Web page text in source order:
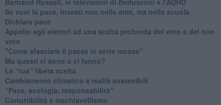
​Se vuoi la pace, investi non nelle armi, ma nella scuola
​Dichiara pace
​Appello agli elettori ad una scelta profonda del voto e del non
voto
"Come sfasciare il paese in sette mosse"
​Ma questi ci sono o ci fanno?
​Le “tua” libera scelta
Cambiamento climatico e realtà sostenibili
“Pace, ecologia, responsabilità”
​Corruttibilità e machiavellismo